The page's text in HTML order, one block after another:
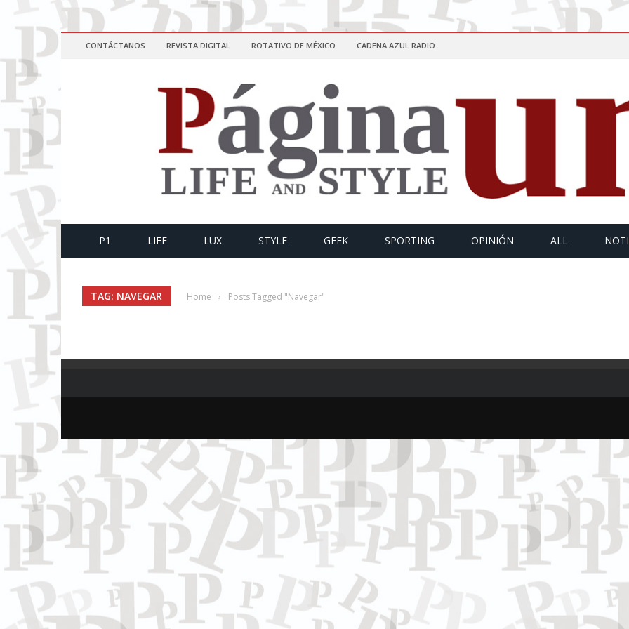
CONTÁCTANOS REVISTA DIGITAL ROTATIVO DE MÉXICO CADENA AZUL RADIO
P1 LIFE LUX STYLE GEEK SPORTING OPINIÓN ALL
TAG: NAVEGAR Home › Posts Tagged "Navegar"